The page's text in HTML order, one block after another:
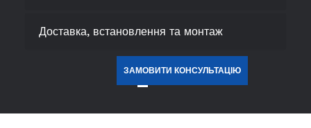
Доставка, встановлення та монтаж
ЗАМОВИТИ КОНСУЛЬТАЦІЮ